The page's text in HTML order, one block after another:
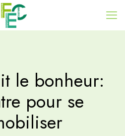
le bonheur:
pour se